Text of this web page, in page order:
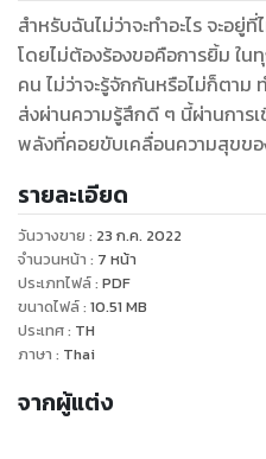
สำหรับฉันไม่ว่าจะทำอะไร จะอยู่ที่ไหน สิ่งฉันสามารถทำได้ แล
โดยไม่ต้องร้องขอคือการยิ้ม ในทุกสถานการณ์รอยยิ้มของแต่ละ
คน ไม่ว่าจะรู้จักกันหรือไม่ก็ตาม ทำให้โ
ส่งผ่านความรู้สึกดี ๆ นี้ผ่านการเขียน และฉันเชื่อว่ารอยยิ้มเป็น
พลังที่คอยขับเคลื่อนความสุขข
รายละเอียด
วันวางขาย : 23 ก.ค. 2022
จำนวนหน้า : 7 หน้า
ประเภทไฟล์: PDF
ขนาดไฟล์: 10.51 MB
ประเทศ: TH
ภาษา : Thai
จากผู้แต่ง